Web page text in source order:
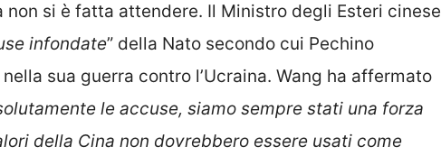
non si è fatta attendere. Il Ministro degli Esteri cinese
infondate” della Nato secondo cui Pechino
sua guerra contro l’Ucraina. Wang ha affermato
le accuse, siamo sempre stati una forza
della Cina non dovrebbero essere usati come